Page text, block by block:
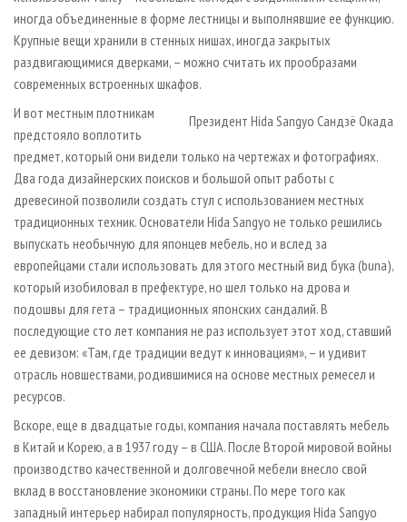
иногда объединенные в форме лестницы и выполнявшие ее функцию.
Крупные вещи хранили в стенных нишах, иногда закрытых
раздвигающимися дверками, – можно считать их прообразами
современных встроенных шкафов.
Президент Hida Sangyo Сандзё Окада
И вот местным плотникам
предстояло воплотить
предмет, который они видели только на чертежах и фотографиях.
Два года дизайнерских поисков и большой опыт работы с
древесиной позволили создать стул с использованием местных
традиционных техник. Основатели Hida Sangyo не только решились
выпускать необычную для японцев мебель, но и вслед за
европейцами стали использовать для этого местный вид бука (buna),
который изобиловал в префектуре, но шел только на дрова и
подошвы для гета – традиционных японских сандалий. В
последующие сто лет компания не раз использует этот ход, ставший
ее девизом: «Там, где традиции ведут к инновациям», – и удивит
отрасль новшествами, родившимися на основе местных ремесел и
ресурсов.
Вскоре, еще в двадцатые годы, компания начала поставлять мебель
в Китай и Корею, а в 1937 году – в США. После Второй мировой войны
производство качественной и долговечной мебели внесло свой
вклад в восстановление экономики страны. По мере того как
западный интерьер набирал популярность, продукция Hida Sangyo